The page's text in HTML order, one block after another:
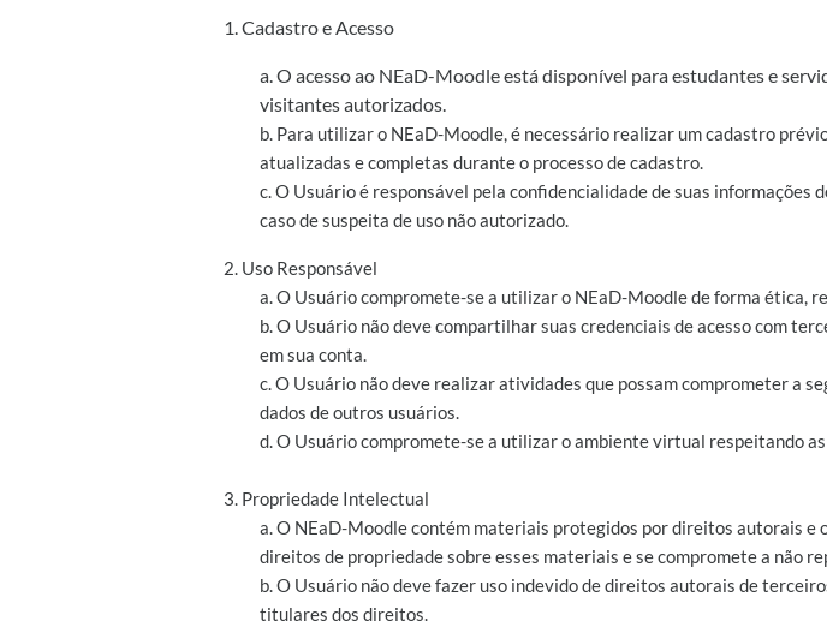
1. Cadastro e Acesso
a. O acesso ao NEaD-Moodle está disponível para estudantes e
visitantes autorizados.
b. Para utilizar o NEaD-Moodle, é necessário realizar um cadastro
atualizadas e completas durante o processo de cadastro.
c. O Usuário é responsável pela confidencialidade de suas
caso de suspeita de uso não autorizado.
2. Uso Responsável
a. O Usuário compromete-se a utilizar o NEaD-Moodle de forma ética,
b. O Usuário não deve compartilhar suas credenciais de acesso com
em sua conta.
c. O Usuário não deve realizar atividades que possam comprometer a
dados de outros usuários.
d. O Usuário compromete-se a utilizar o ambiente virtual respeitando
3. Propriedade Intelectual
a. O NEaD-Moodle contém materiais protegidos por direitos autorais
direitos de propriedade sobre esses materiais e se compromete a não
b. O Usuário não deve fazer uso indevido de direitos autorais de
titulares dos direitos.